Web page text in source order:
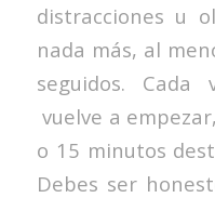
distracciones u
nada más, al
seguidos.
vuelve a
o 15 minutos
Debes ser